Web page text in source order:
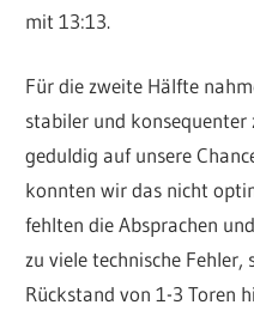
mit 13:13.
Für die zweite Hälfte
stabiler und
geduldig auf unsere
konnten wir das nicht
fehlten die Absprachen
zu viele technische
Rückstand von 1-3 Toren